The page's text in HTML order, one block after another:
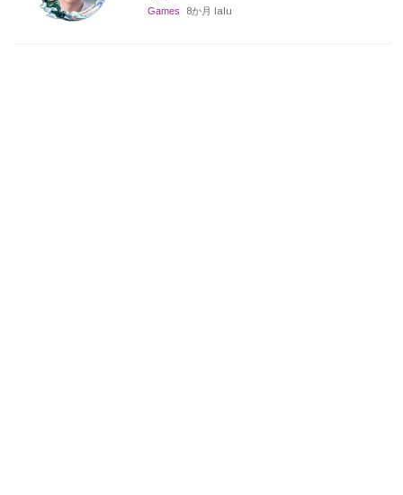
Games 8か月 lalu